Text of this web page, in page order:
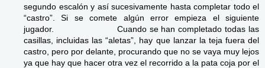
segundo escalón y así sucesivamente hasta completar todo el
“castro”. Si se comete algún error empieza el siguiente
jugador. Cuando se han completado todas las
casillas, incluidas las “aletas”, hay que lanzar la teja fuera del
castro, pero por delante, procurando que no se vaya muy lejos
ya que hay que hacer otra vez el recorrido a la pata coja por el